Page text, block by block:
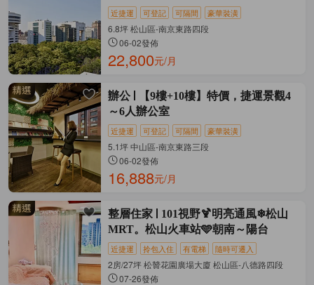
近捷運 可登記 可隔間 豪華裝潢
6.8坪 松山區-南京東路四段
06-02發佈
22,800元/月
辦公
【9樓+10樓】特價，捷運景觀4
～6人辦公室
近捷運 可登記 可隔間 豪華裝潢
5.1坪 中山區-南京東路三段
06-02發佈
16,888元/月
整層住家
101視野🍹明亮通風❄松山
MRT。松山火車站🩵朝南～陽台
近捷運 拎包入住 有電梯 隨時可遷入
2房/27坪 松贊花園廣場大廈 松山區-八德路四段
07-26發佈